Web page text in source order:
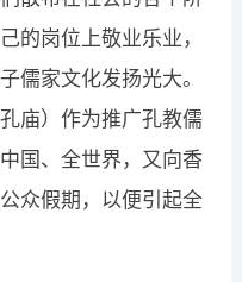
的岗位上敬业乐业，
儒家文化发扬光大。
庙）作为推广孔教儒
国、全世界，又向香
众假期，以便引起全